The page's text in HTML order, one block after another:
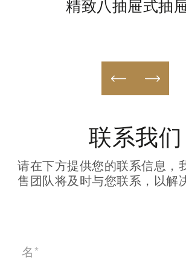
精致八抽屉式抽
联系我们
请在下方提供您的联系信息，
售团队将及时与您联系，以解